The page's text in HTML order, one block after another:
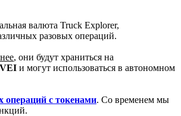
валюта Truck Explorer,
разовых операций.
, они будут храниться на
VEI и могут использоваться в автономном
с токенами. Со временем мы